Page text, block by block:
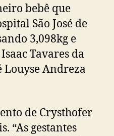
bebê que
São José de
3,098kg e
Tavares da
Louyse Andreza
de Crysthofer
“As gestantes